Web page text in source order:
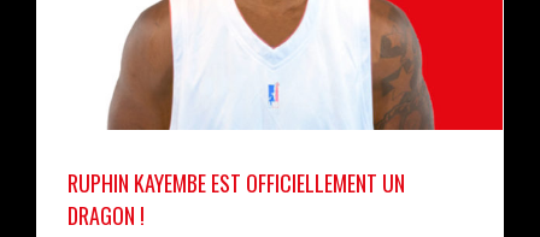
RUPHIN KAYEMBE EST OFFICIELLEMENT UN
DRAGON !